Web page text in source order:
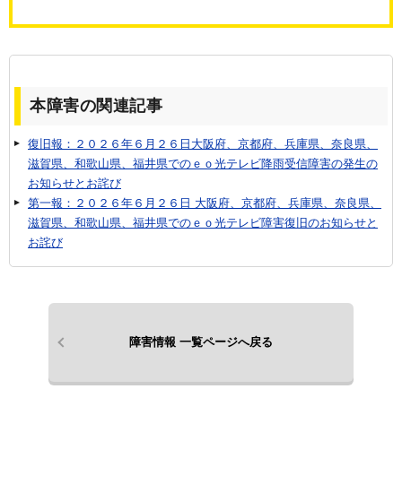
本障害の関連記事
復旧報：２０２６年６月２６日大阪府、京都府、兵庫県、奈良県、
滋賀県、和歌山県、福井県でのｅｏ光テレビ降雨受信障害の発生の
お知らせとお詫び
第一報：２０２６年６月２６日 大阪府、京都府、兵庫県、奈良県、
滋賀県、和歌山県、福井県でのｅｏ光テレビ障害復旧のお知らせと
お詫び
障害情報 一覧ページへ戻る